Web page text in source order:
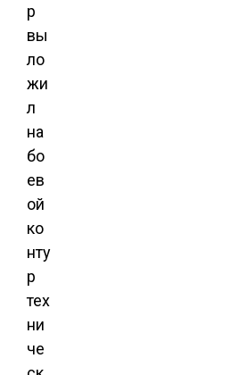
р
вы
ло
жи
л
на
бо
ев
ой
ко
нту
р
тех
ни
че